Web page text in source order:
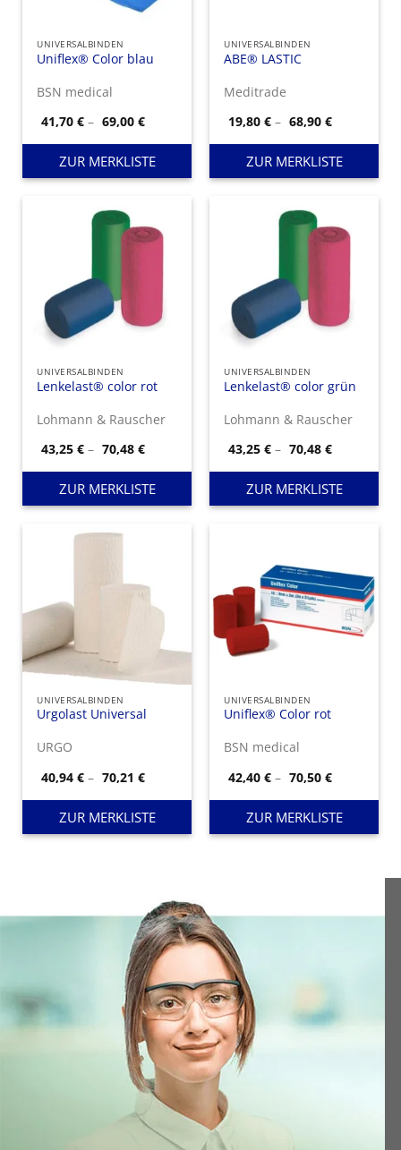
UNIVERSALBINDEN
Uniflex® Color blau
BSN medical
41,70€ – 69,00€Preisspanne:
bis
69,00 €
ZUR MERKLISTE
UNIVERSALBINDEN
ABE® LASTIC
Meditrade
19,80€ – 68,90€
bis
68,90 €
ZUR MERKLISTE
UNIVERSALBINDEN
Lenkelast® color rot
Lohmann & Rauscher
43,25€ – 70,48€Preisspanne:
bis
70,48 €
ZUR MERKLISTE
UNIVERSALBINDEN
Lenkelast® color grün
Lohmann & Rauscher
43,25€ – 70,48€
bis
70,48 €
ZUR MERKLISTE
UNIVERSALBINDEN
Urgolast Universal
URGO
40,94€ – 70,21€Preisspanne:
40,94 €
bis
70,21 €
ZUR MERKLISTE
UNIVERSALBINDEN
Uniflex® Color rot
BSN medical
42,40€ – 70,50€
42,40 €
bis
70,50 €
ZUR MERKLISTE